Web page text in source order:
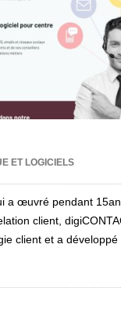
ET LOGICIELS
a œuvré pendant
client,
client et a développé